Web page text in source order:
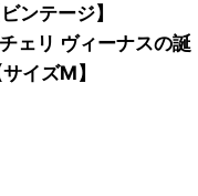
ンテージ】
ェリ ヴィーナスの誕
イズM】